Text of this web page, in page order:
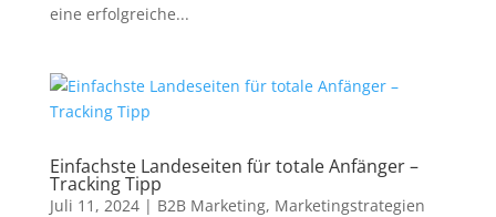
eine erfolgreiche...
Einfachste Landeseiten für totale Anfänger –
Tracking Tipp
Juli 11, 2024| B2B Marketing, Marketingstrategien